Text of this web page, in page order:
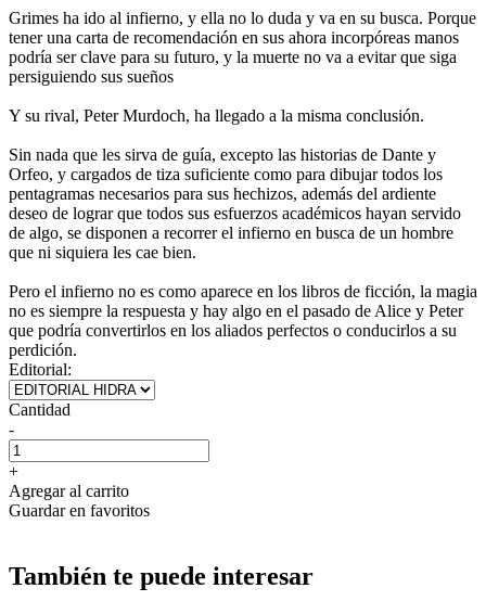
Grimes ha ido al infierno, y ella no lo duda y va en su busca. Porque
tener una carta de recomendación en sus ahora incorpóreas manos
podría ser clave para su futuro, y la muerte no va a evitar que siga
persiguiendo sus sueños
Y su rival, Peter Murdoch, ha llegado a la misma conclusión.
Sin nada que les sirva de guía, excepto las historias de Dante y
Orfeo, y cargados de tiza suficiente como para dibujar todos los
pentagramas necesarios para sus hechizos, además del ardiente
deseo de lograr que todos sus esfuerzos académicos hayan servido
de algo, se disponen a recorrer el infierno en busca de un hombre
que ni siquiera les cae bien.
Pero el infierno no es como aparece en los libros de ficción, la magia
no es siempre la respuesta y hay algo en el pasado de Alice y Peter
que podría convertirlos en los aliados perfectos o conducirlos a su
perdición.
Editorial:
Cantidad
-
+
Agregar al carrito
Guardar en favoritos
También te puede interesar